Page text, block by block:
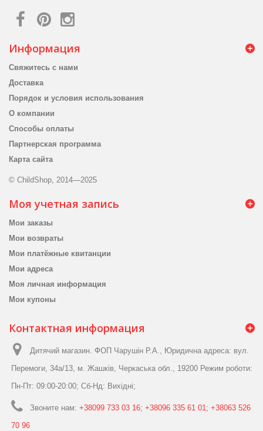
Информация
Свяжитесь с нами
Доставка
Порядок и условия использования
О компании
Способы оплаты
Партнерская программа
Карта сайта
© ChildShop, 2014—2025
Моя учетная запись
Мои заказы
Мои возвраты
Мои платёжные квитанции
Мои адреса
Моя личная информация
Мои купоны
Контактная информация
Дитячий магазин. ФОП Чарушін Р.А., Юридична адреса: вул.
Перемоги, 34а/13, м. Жашків, Черкаська обл., 19200 Режим роботи:
Пн-Пт: 09:00-20:00; Сб-Нд: Вихідні;
Звоните нам: +38099 733 03 16; +38096 335 61 01; +38063 526
70 96